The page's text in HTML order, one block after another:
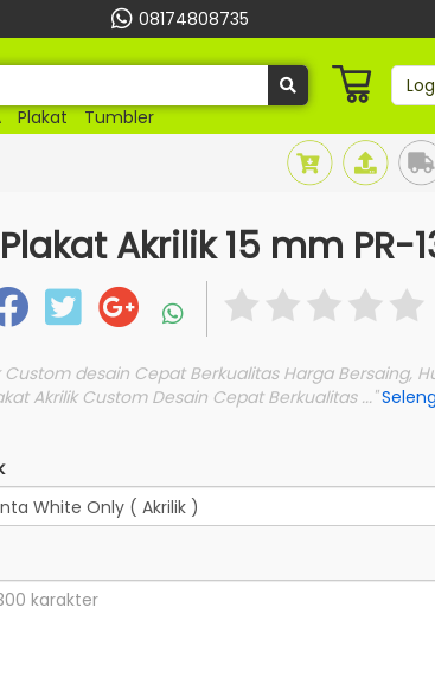
08174808735
Plakat Tumbler
Akrilik 15 mm PR-
Custom desain Cepat Berkualitas Harga Bersaing,
Akrilik Custom Desain Cepat Berkualitas ..."